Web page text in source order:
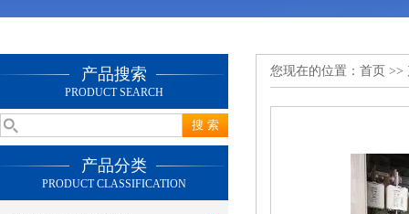
产品搜索
PRODUCT SEARCH
产品分类
PRODUCT CLASSIFICATION
您现在的位置： 首页 >>